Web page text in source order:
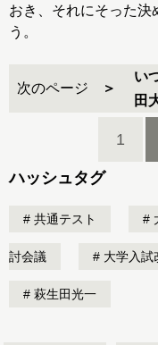
おき、それにそった決
う。
次のページ
い
田
1
ハッシュタグ
共通テスト
討会議 大学入試
萩生田光一